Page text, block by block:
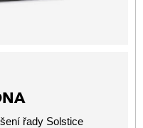
řady Solstice